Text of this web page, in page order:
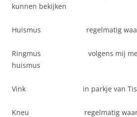
kunnen bekijken
Huismus regelmatig
Ringmus volgens mij meer
huismus
Vink in parkje van
Kneu regelmatig